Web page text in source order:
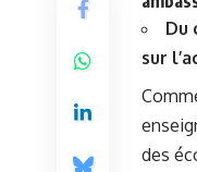
Du
sur
des